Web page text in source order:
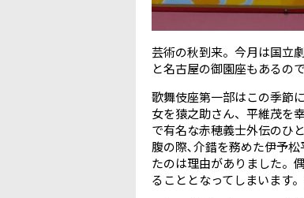
芸術の秋到来。今月は国立
と名古屋の御園座もあるの
歌舞伎座第一部はこの季節
女を猿之助さん、平維茂を
で有名な赤穂義士外伝のひ
腹の際､介錯を務めた伊予
たのは理由がありました。
ることとなってしまいます